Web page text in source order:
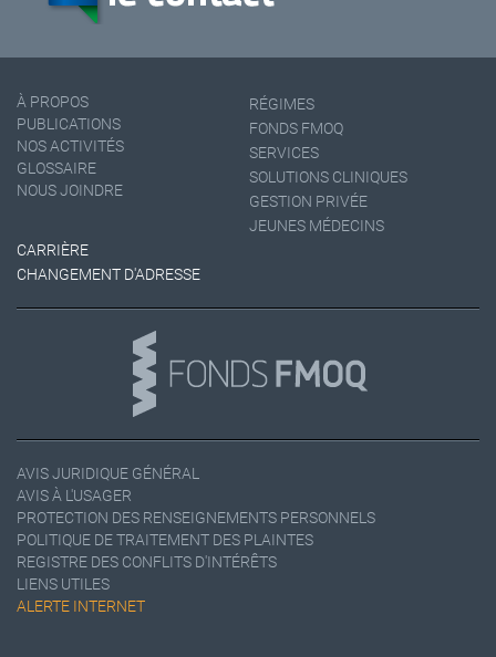
À PROPOS
PUBLICATIONS
NOS ACTIVITÉS
GLOSSAIRE
NOUS JOINDRE
RÉGIMES
FONDS FMOQ
SERVICES
SOLUTIONS CLINIQUES
GESTION PRIVÉE
JEUNES MÉDECINS
CARRIÈRE
CHANGEMENT D'ADRESSE
AVIS JURIDIQUE GÉNÉRAL
AVIS À L'USAGER
PROTECTION DES RENSEIGNEMENTS PERSONNELS
POLITIQUE DE TRAITEMENT DES PLAINTES
REGISTRE DES CONFLITS D'INTÉRÊTS
LIENS UTILES
ALERTE INTERNET